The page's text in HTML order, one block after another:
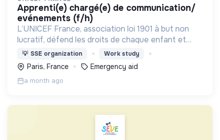
apprenti(e) chargé(e) de communication/
evénements (f/h)
L’UNICEF France, association loi 1901 à but non
lucratif, défend les droits de chaque enfant et
adolescent d’où qu’il vienne.
💡 SSE organization Work study
Paris, France Emergency aid
a month ago